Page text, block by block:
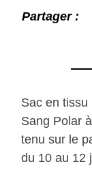
Partager :
Sac en
Sang Polar
tenu sur le
du 10 au 12